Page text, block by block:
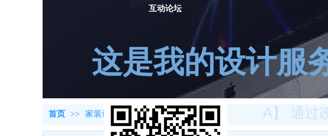
A】 通过
这是我的设计服
互动论坛
首页 >> 家装设计 >> 家装设计理念